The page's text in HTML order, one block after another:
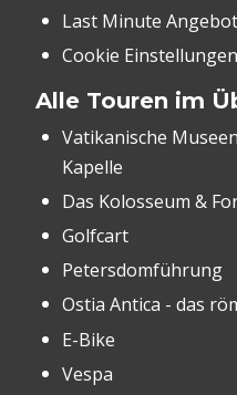
Last Minute
Cookie Einstellungen
Alle Touren im
Vatikanische
Kapelle
Das Kolosseum &
Golfcart
Petersdomführung
Ostia Antica - das
E-Bike
Vespa